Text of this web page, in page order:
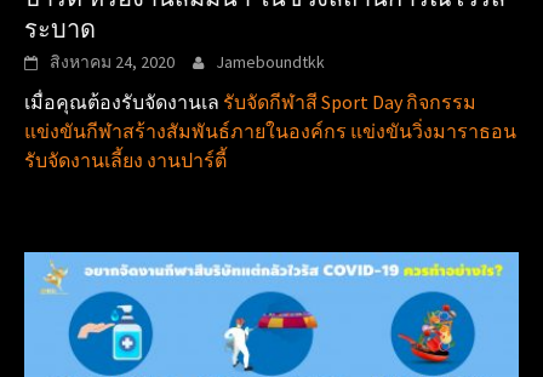
ระบาด
สิงหาคม 24, 2020 Jameboundtkk
เมื่อคุณต้องรับจัดงานเล รับจัดกีฬาสี Sport Day กิจกรรม
แข่งขันกีฬาสร้างสัมพันธ์ภายในองค์กร แข่งขันวิ่งมาราธอน
รับจัดงานเลี้ยง งานปาร์ตี้